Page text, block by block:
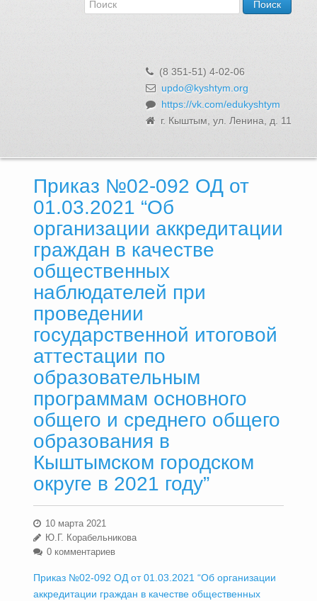
(8 351-51) 4-02-06
updo@kyshtym.org
https://vk.com/edukyshtym
г. Кыштым, ул. Ленина, д. 11
Об Управлении
Муниципальная служба и вакансии
Информационные системы, реестры и банки данных
Закупки для муниципальных нужд
Использование бюджетных средств
Приказ №02-092 ОД от
01.03.2021 “Об
организации аккредитации
граждан в качестве
общественных
наблюдателей при
проведении
государственной итоговой
аттестации по
образовательным
программам основного
общего и среднего общего
образования в
Кыштымском городском
округе в 2021 году”
10 марта 2021
Ю.Г. Корабельникова
0 комментариев
Приказ №02-092 ОД от 01.03.2021 “Об организации
аккредитации граждан в качестве общественных